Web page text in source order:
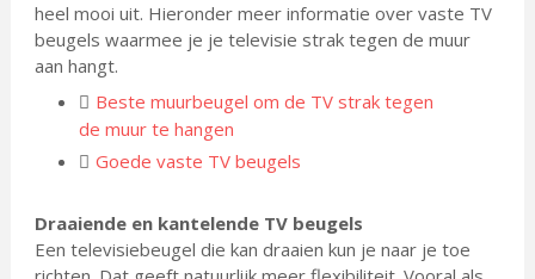
heel mooi uit. Hieronder meer informatie over vaste TV
beugels waarmee je je televisie strak tegen de muur
aan hangt.
Beste muurbeugel om de TV strak tegen
de muur te hangen
Goede vaste TV beugels
Draaiende en kantelende TV beugels
Een televisiebeugel die kan draaien kun je naar je toe